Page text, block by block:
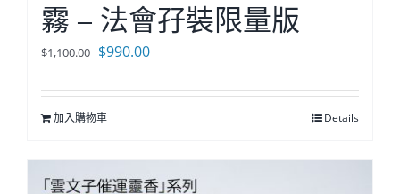
霧 – 法會孖裝限量版
$1,100.00 原
價
格：
$990.00目
價
加入購物車 Details